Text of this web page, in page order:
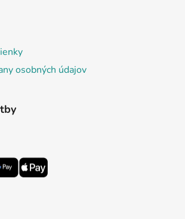
osobných údajov